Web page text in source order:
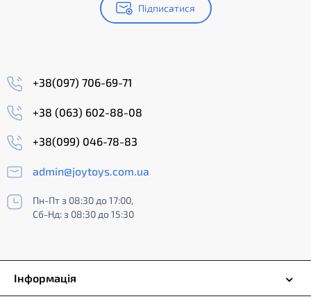
Підписатися
+38(097) 706-69-71
+38 (063) 602-88-08
+38(099) 046-78-83
admin@joytoys.com.ua
Пн-Пт з 08:30 до 17:00,
Сб-Нд: з 08:30 до 15:30
Інформація